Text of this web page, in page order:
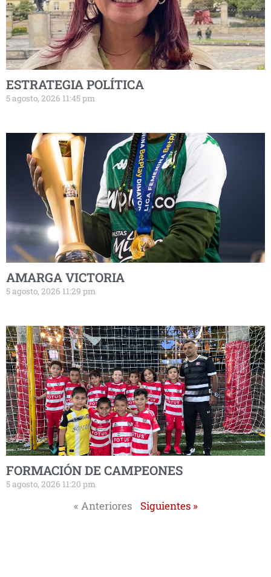
ESTRATEGIA POLÍTICA
5 agosto, 2026 11:45 pm
AMARGA VICTORIA
5 agosto, 2026 11:29 pm
FORMACIÓN DE CAMPEONES
5 agosto, 2026 11:20 pm
« Anteriores Siguientes »